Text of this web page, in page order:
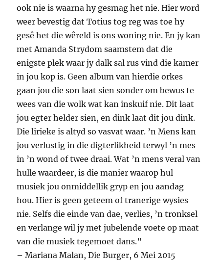
ook nie is waarna hy gesmag het nie. Hier word
weer bevestig dat Totius tog reg was toe hy
gesê het die wêreld is ons woning nie. En jy kan
met Amanda Strydom saamstem dat die
enigste plek waar jy dalk sal rus vind die kamer
in jou kop is. Geen album van hierdie orkes
gaan jou die son laat sien sonder om bewus te
wees van die wolk wat kan inskuif nie. Dit laat
jou egter helder sien, en dink laat dit jou dink.
Die lirieke is altyd so vasvat waar. ’n Mens kan
jou verlustig in die digterlikheid terwyl ’n mes
in ’n wond of twee draai. Wat ’n mens veral van
hulle waardeer, is die manier waarop hul
musiek jou onmiddellik gryp en jou aandag
hou. Hier is geen geteem of tranerige wysies
nie. Selfs die einde van dae, verlies, ’n tronksel
en verlange wil jy met jubelende voete op maat
van die musiek tegemoet dans.”
– Mariana Malan, Die Burger, 6 Mei 2015